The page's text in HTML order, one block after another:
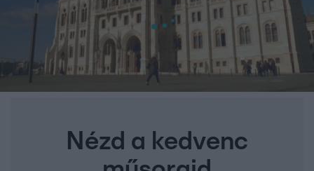
Nézd a kedvenc